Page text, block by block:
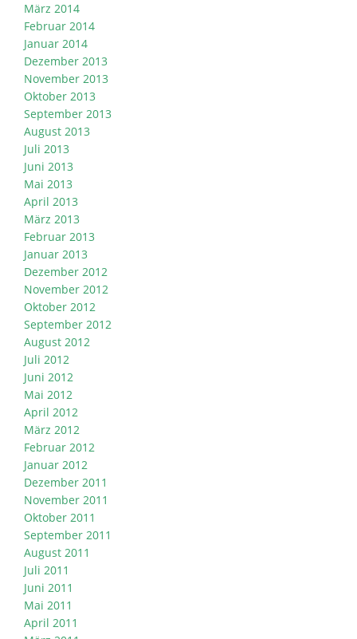
März 2014
Februar 2014
Januar 2014
Dezember 2013
November 2013
Oktober 2013
September 2013
August 2013
Juli 2013
Juni 2013
Mai 2013
April 2013
März 2013
Februar 2013
Januar 2013
Dezember 2012
November 2012
Oktober 2012
September 2012
August 2012
Juli 2012
Juni 2012
Mai 2012
April 2012
März 2012
Februar 2012
Januar 2012
Dezember 2011
November 2011
Oktober 2011
September 2011
August 2011
Juli 2011
Juni 2011
Mai 2011
April 2011